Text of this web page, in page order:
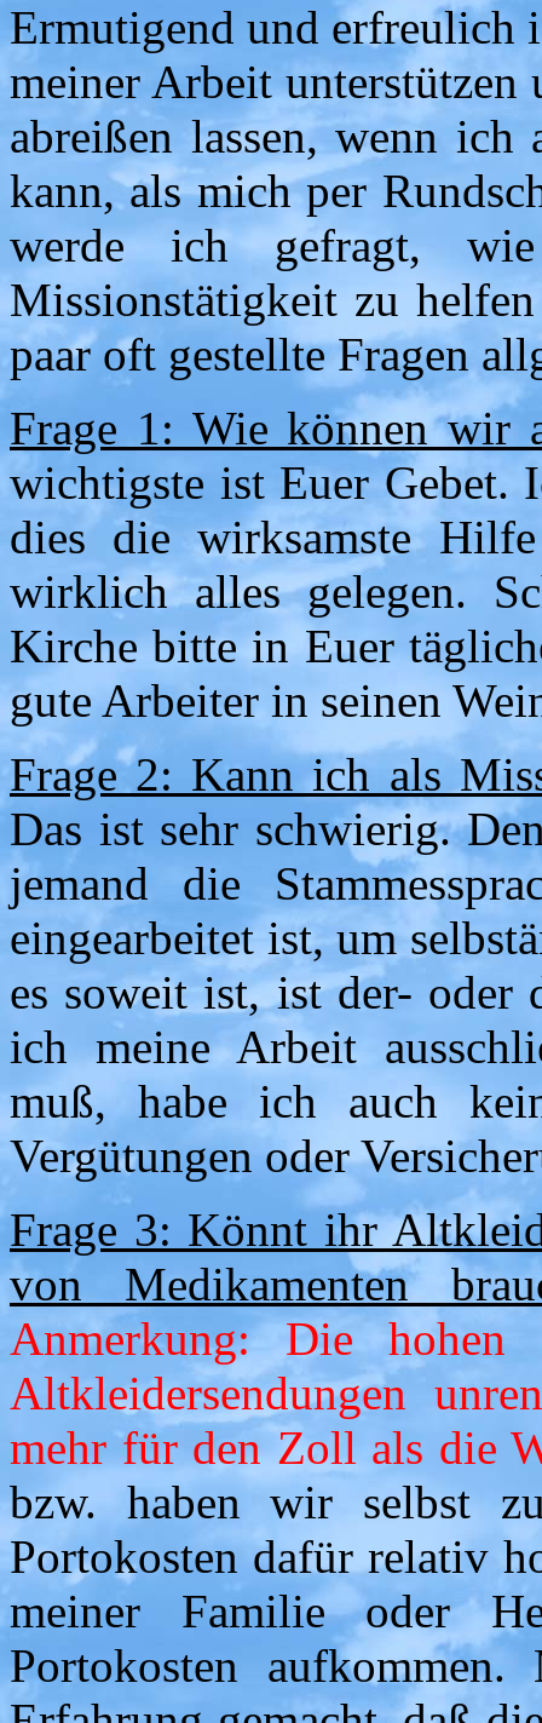
Ermutigend und erfreulich
meiner Arbeit
abreißen lassen, wenn
kann, als mich per
werde ich gefragt,
Missionstätigkeit zu
paar oft gestellte Fragen
Frage 1: Wie können wir
wichtigste ist Euer Gebet.
dies die wirksamste
wirklich alles gelegen.
Kirche bitte in Euer
gute Arbeiter in seinen
Frage 2: Kann ich als
Das ist sehr schwierig.
jemand die
eingearbeitet ist, um
es soweit ist, ist der- oder
ich meine Arbeit
muß, habe ich auch
Vergütungen oder
Frage 3: Könnt ihr
von Medikamenten
Anmerkung: Die hohen
Altkleidersendungen
mehr für den Zoll als die
bzw. haben wir selbst
Portokosten dafür relativ
meiner Familie oder
Portokosten